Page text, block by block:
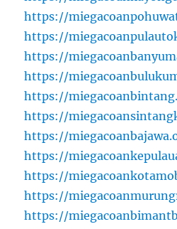
https://
https://
https://
https://
https://
https://
https://
https://
https://
https://
https://